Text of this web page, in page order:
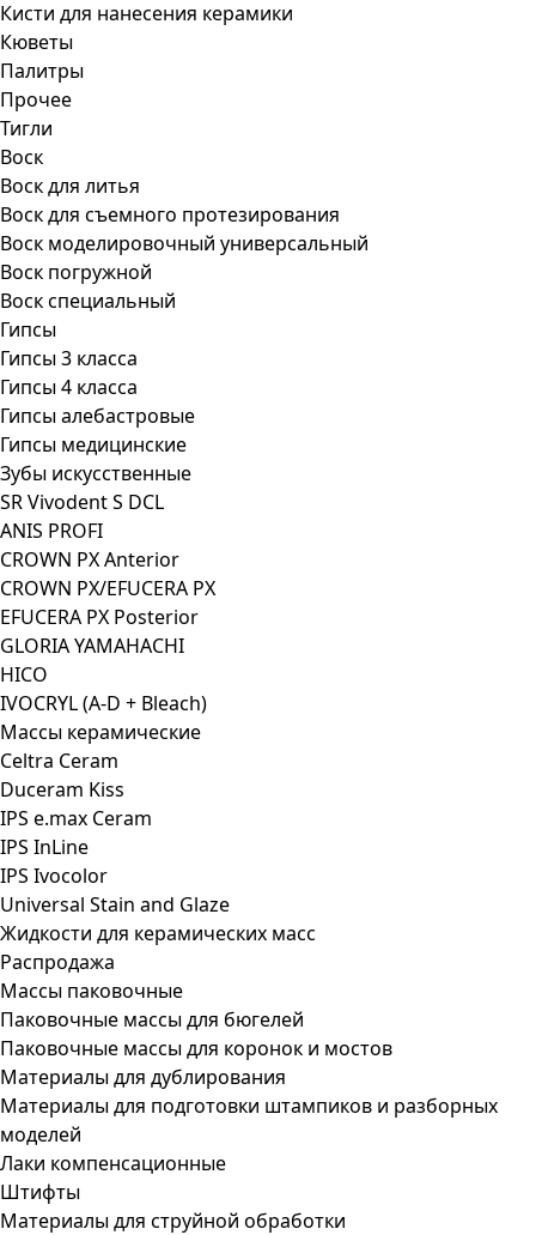
Кисти для нанесения керамики
Кюветы
Палитры
Прочее
Тигли
Воск
Воск для литья
Воск для съемного протезирования
Воск моделировочный универсальный
Воск погружной
Воск специальный
Гипсы
Гипсы 3 класса
Гипсы 4 класса
Гипсы алебастровые
Гипсы медицинские
Зубы искусственные
SR Vivodent S DCL
ANIS PROFI
CROWN PX Anterior
CROWN PX/EFUCERA PX
EFUCERA PX Posterior
GLORIA YAMAHACHI
HICO
IVOCRYL (A-D + Bleach)
Массы керамические
Celtra Ceram
Duceram Kiss
IPS e.max Ceram
IPS InLine
IPS Ivocolor
Universal Stain and Glaze
Жидкости для керамических масс
Распродажа
Массы паковочные
Паковочные массы для бюгелей
Паковочные массы для коронок и мостов
Материалы для дублирования
Материалы для подготовки штампиков и разборных
моделей
Лаки компенсационные
Штифты
Материалы для струйной обработки